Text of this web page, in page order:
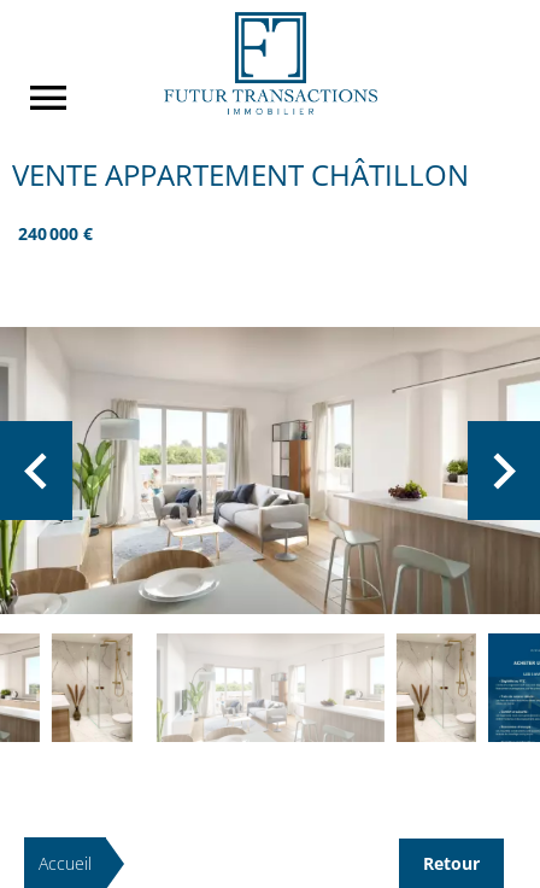
VENTE APPARTEMENT CHÂTILLON
240 000 €
Accueil Retour